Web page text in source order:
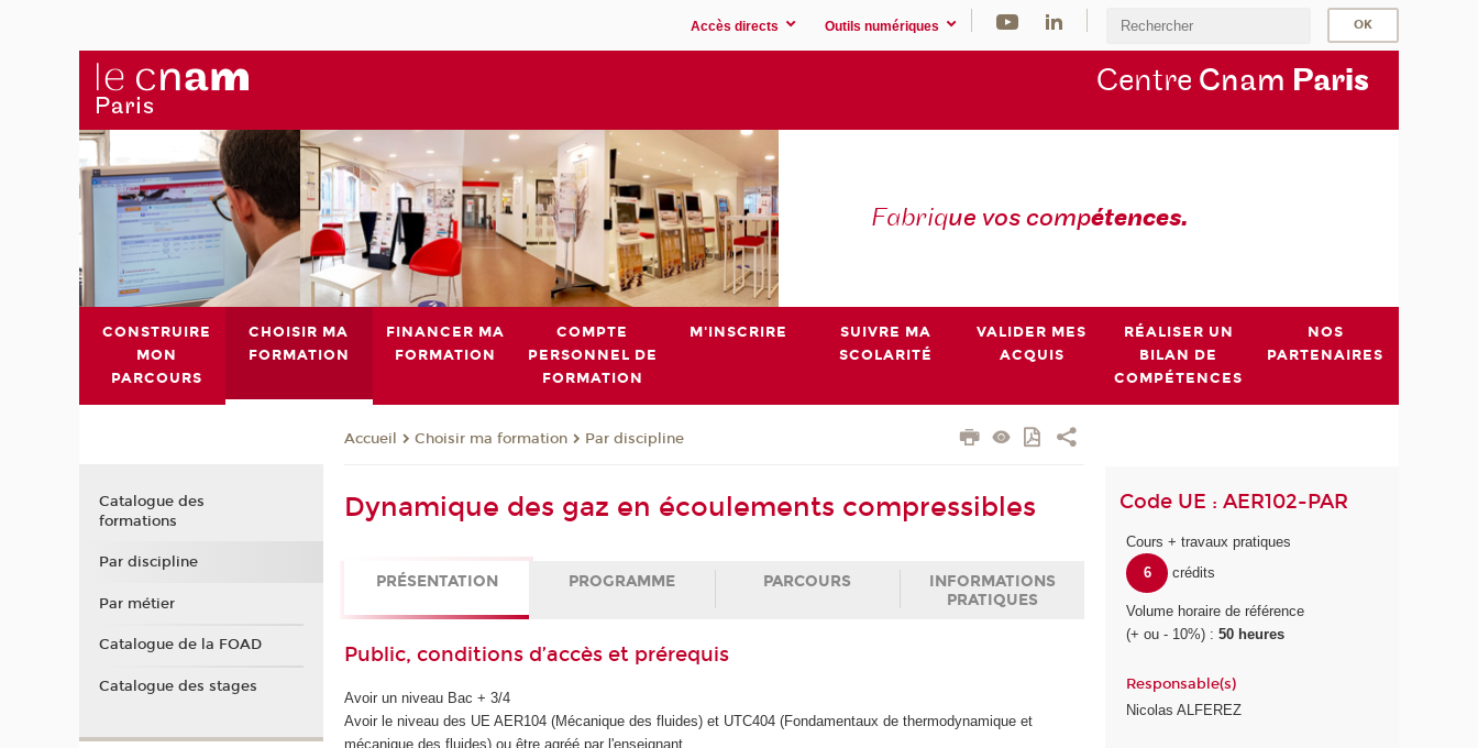
Accès directs Outils numériques
Centre Cnam Paris
Fabrique vos compétences.
CONSTRUIRE
MON
PARCOURS
CHOISIR MA
FORMATION
FINANCER MA
FORMATION
COMPTE
PERSONNEL DE
FORMATION
M'INSCRIRE
SUIVRE MA
SCOLARITÉ
VALIDER MES
ACQUIS
RÉALISER UN
BILAN DE
COMPÉTENCES
NOS
PARTENAIRES
Accueil Choisir ma formation Par discipline
Dynamique des gaz en écoulements compressibles
PRÉSENTATION PROGRAMME PARCOURS
INFORMATIONS
PRATIQUES
Public, conditions d’accès et prérequis
Avoir un niveau Bac + 3/4
Avoir le niveau des UE AER104 (Mécanique des fluides) et UTC404 (Fondamentaux de thermodynamique et
mécanique des fluides) ou être agréé par l'enseignant.
Code UE : AER102-PAR
Cours + travaux pratiques
6
crédits
Volume horaire de référence
(+ ou - 10%) :50 heures
Responsable(s)
Nicolas ALFEREZ
Catalogue des
formations
Par discipline
Par métier
Catalogue de la FOAD
Catalogue des stages